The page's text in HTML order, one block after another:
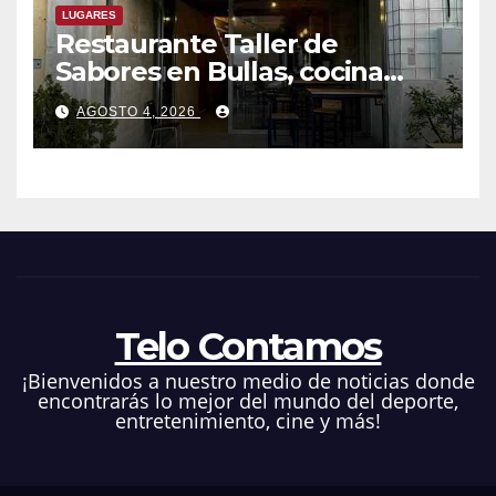
LUGARES
Restaurante Taller de
Sabores en Bullas, cocina
ecléctica
AGOSTO 4, 2026
Telo Contamos
¡Bienvenidos a nuestro medio de noticias donde
encontrarás lo mejor del mundo del deporte,
entretenimiento, cine y más!